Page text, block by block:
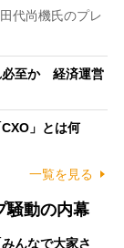
代尚機氏のプレ
必至か 経済運営
」とは何
一覧を見る
騒動の内幕
んなで大家さ